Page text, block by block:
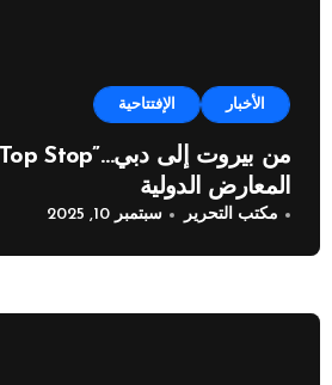
الأخبار الإفتتاحية
المعارض الدولية
مكتب التحرير سبتمبر 10, 2025